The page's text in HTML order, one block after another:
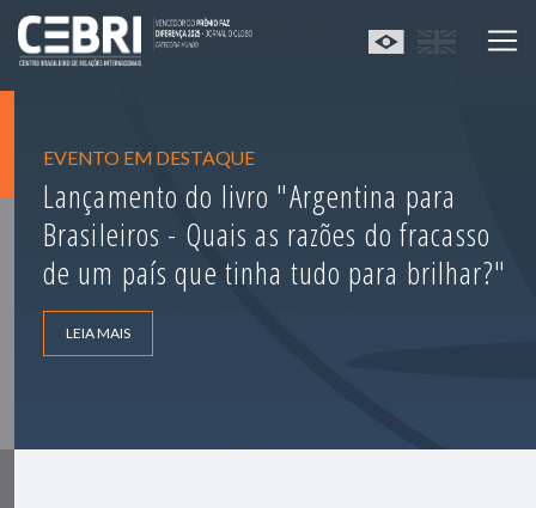
EVENTO EM DESTAQUE
Lançamento do livro "Argentina para
Brasileiros - Quais as razões do fracasso
de um país que tinha tudo para brilhar?"
LEIA MAIS